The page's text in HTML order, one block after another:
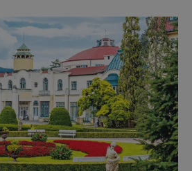
se s námi na prohlídku